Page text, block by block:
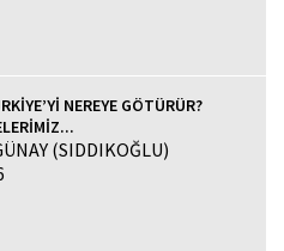
NEREYE GÖTÜRÜR?
(SIDDIKOĞLU)